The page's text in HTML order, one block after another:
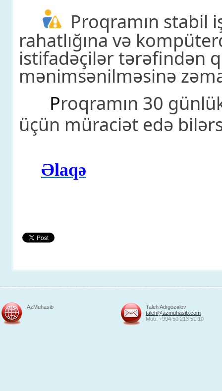
Proqramın stabil
rahatlığına və
istifadəçilər tərəfindən
mənimsənilməsinə
Proqramın 30
üçün müraciət edə
Əlaqə
AzMuhasib
Taleh Adıgözəlov
taleh@azmuhasib.com
Mob: +994 50 213 51 10